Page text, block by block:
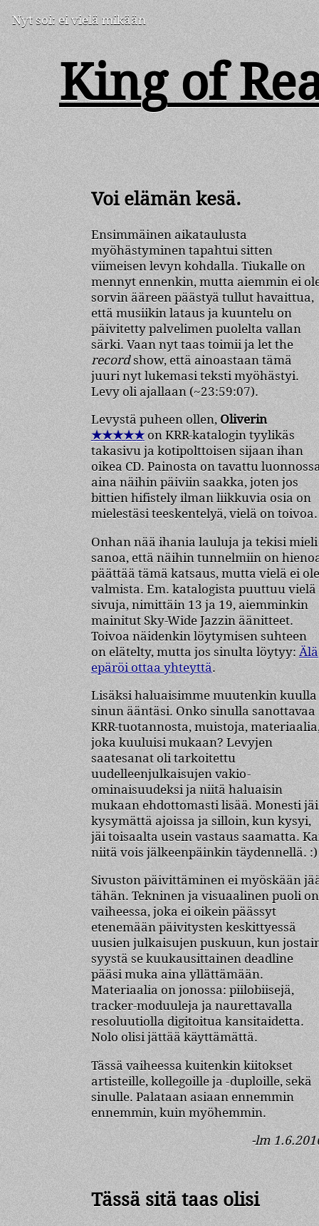
Kingof
Voi elämän kesä.
Ensimmäinen aikataulusta
myöhästyminen tapahtui sitten
viimeisen levyn kohdalla. Tiukalle on
mennyt ennenkin, mutta aiemmin ei
sorvin ääreen päästyä tullut havaittua,
että musiikin lataus ja kuuntelu on
päivitetty palvelimen puolelta vallan
särki. Vaan nyt taas toimii ja let the
recordshow, että ainoastaan tämä
juuri nyt lukemasi teksti myöhästyi.
Levy oli ajallaan (~23:59:07).
Levystä puheen ollen, Oliverin
★★★★★on KRR-katalogin tyylikäs
takasivu ja kotipolttoisen sijaan ihan
oikea CD. Painosta on tavattu
aina näihin päiviin saakka, joten jos
bittien hifistely ilman liikkuvia osia on
mielestäsi teeskentelyä, vielä on toivoa.
Onhan nää ihania lauluja ja tekisi mieli
sanoa, että näihin tunnelmiin on
päättää tämä katsaus, mutta vielä ei ole
valmista. Em. katalogista puuttuu vielä
sivuja, nimittäin 13 ja 19, aiemminkin
mainitut Sky-Wide Jazzin äänitteet.
Toivoa näidenkin löytymisen suhteen
on elätelty, mutta jos sinulta löytyy: Älä
epäröi ottaa yhteyttä.
Lisäksi haluaisimme muutenkin kuulla
sinun ääntäsi. Onko sinulla sanottavaa
KRR-tuotannosta, muistoja,
joka kuuluisi mukaan? Levyjen
saatesanat oli tarkoitettu
uudelleenjulkaisujen vakio-
ominaisuudeksi ja niitä haluaisin
mukaan ehdottomasti lisää. Monesti jäi
kysymättä ajoissa ja silloin, kun kysyi,
jäi toisaalta usein vastaus saamatta.
niitä vois jälkeenpäinkin täydennellä. :)
Sivuston päivittäminen ei myöskään
tähän. Tekninen ja visuaalinen puoli on
vaiheessa, joka ei oikein päässyt
etenemään päivitysten keskittyessä
uusien julkaisujen puskuun, kun
syystä se kuukausittainen deadline
pääsi muka aina yllättämään.
Materiaalia on jonossa: piilobiisejä,
tracker-moduuleja ja naurettavalla
resoluutiolla digitoitua kansitaidetta.
Nolo olisi jättää käyttämättä.
Tässä vaiheessa kuitenkin kiitokset
artisteille, kollegoille ja -duploille, sekä
sinulle. Palataan asiaan ennemmin
ennemmin, kuin myöhemmin.
-lm
Tässä sitä taas olisi
Nyt soi: ei vielä mikään